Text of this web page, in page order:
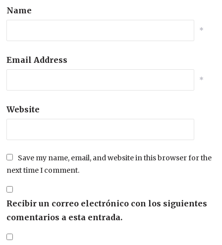
Name
*
Email Address
*
Website
Save my name, email, and website in this browser for the
next time I comment.
Recibir un correo electrónico con los siguientes
comentarios a esta entrada.